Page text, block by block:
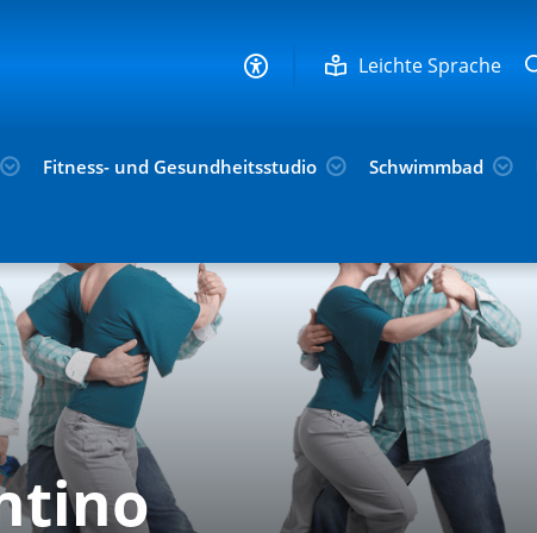
Leichte Sprache
Fitness- und Gesundheitsstudio Schwimmbad